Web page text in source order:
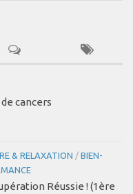
cancers
& RELAXATION / BIEN-
Réussie ! (1ère